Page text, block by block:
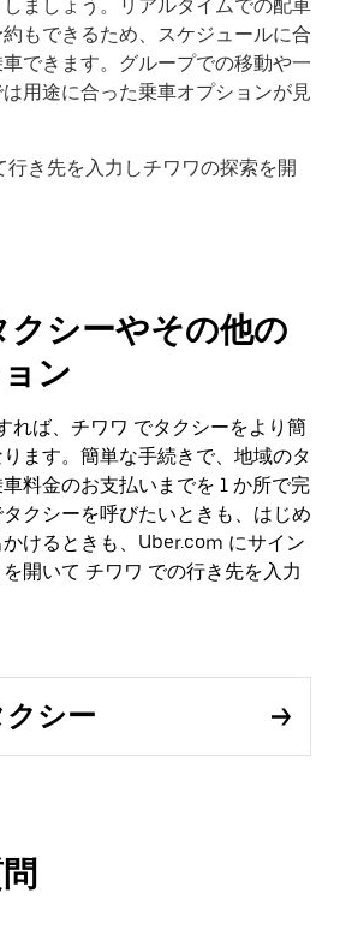
ましょう。リアルタイムでの配車
もできるため、スケジュールに合
できます。グループでの移動や一
用途に合った乗車オプションが見
き先を入力しチワワの探索を開
クシーやその他の
ン
れば、チワワ でタクシーをより簡
ます。簡単な手続きで、地域のタ
料金のお支払いまでを 1 か所で完
クシーを呼びたいときも、はじめ
けるときも、Uber.com にサイン
開いて チワワ での行き先を入力
シー